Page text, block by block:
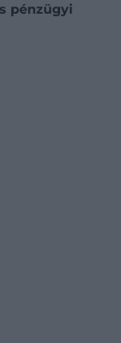
pénzügyi